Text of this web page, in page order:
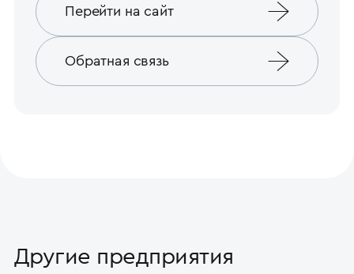
Перейти на сайт
Обратная связь
Другие предприятия